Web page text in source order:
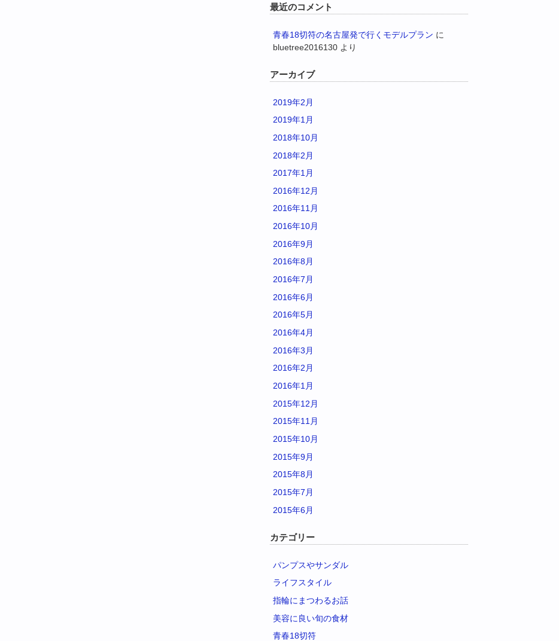
最近のコメント
青春18切符の名古屋発で行くモデルプラン に
bluetree2016130 より
アーカイブ
2019年2月
2019年1月
2018年10月
2018年2月
2017年1月
2016年12月
2016年11月
2016年10月
2016年9月
2016年8月
2016年7月
2016年6月
2016年5月
2016年4月
2016年3月
2016年2月
2016年1月
2015年12月
2015年11月
2015年10月
2015年9月
2015年8月
2015年7月
2015年6月
カテゴリー
パンプスやサンダル
ライフスタイル
指輪にまつわるお話
美容に良い旬の食材
青春18切符